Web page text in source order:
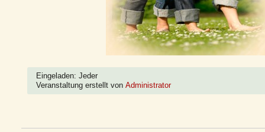
Eingeladen: Jeder
Veranstaltung erstellt von Administrator